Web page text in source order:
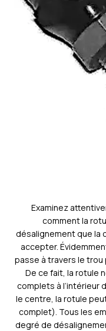
Examinez
comment la
désalignement que la
accepter.
passe à travers le trou
De ce fait, la rotule
complets à l’intérieur
le centre, la rotule
complet). Tous les
degré de